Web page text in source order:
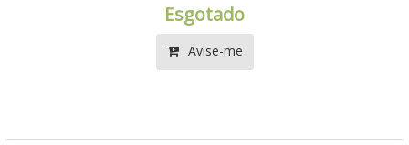
Esgotado
Avise-me